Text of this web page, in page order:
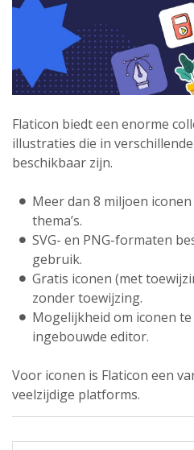
Flaticon biedt een enorme
illustraties die in
beschikbaar zijn.
Meer dan 8 miljoen
thema’s.
SVG- en PNG-formaten
gebruik.
Gratis iconen (met
zonder toewijzing.
Mogelijkheid om iconen
ingebouwde editor.
Voor iconen is Flaticon een
veelzijdige platforms.